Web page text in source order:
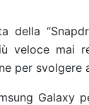
della
veloce mai
per
Galaxy